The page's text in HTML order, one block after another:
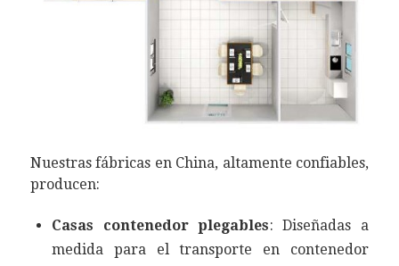
Nuestras fábricas en China, altamente confiables,
producen:
Casas contenedor plegables: Diseñadas a
medida para el transporte en contenedor